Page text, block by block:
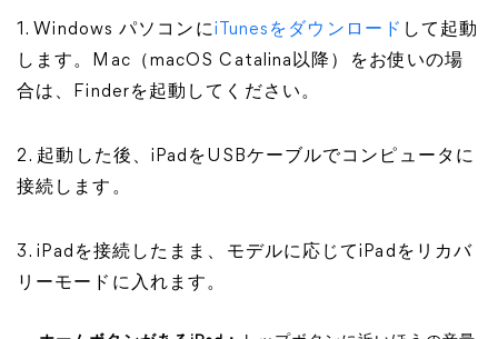
1. Windows パソコンにiTunesをダウンロード して起動
します。Mac（macOS Catalina以降）をお使いの場
合は、Finderを起動してください。
2. 起動した後、iPadをUSBケーブルでコンピュータに
接続します。
3. iPadを接続したまま、モデルに応じてiPadをリカバ
リーモードに入れます。